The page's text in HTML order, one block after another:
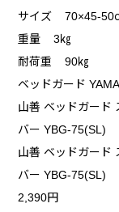
サイズ 70×45-50
重量 3㎏
耐荷重 90㎏
ベッドガード
山善 ベッドガード
バー YBG-75(SL)
山善 ベッドガード
バー YBG-75(SL)
2,390円